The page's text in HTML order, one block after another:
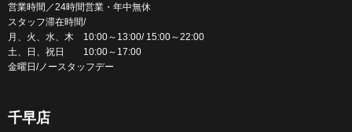
営業時間／24時間営業・年中無休
スタッフ滞在時間/
月、火、水、木 10:00～13:00/ 15:00～22:00
土、日、祝日 10:00～17:00
金曜日/ノースタッフデー
千早店